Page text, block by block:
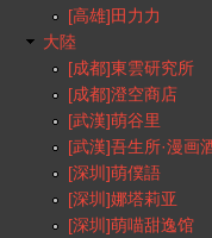
[高雄]田力力
大陸
[成都]東雲研究所
[成都]澄空商店
[武漢]萌谷里
[武漢]吾生所·漫画
[深圳]萌僕語
[深圳]娜塔莉亚
[深圳]萌喵甜逸馆